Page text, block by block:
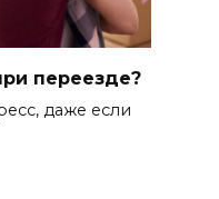
переезде?
даже если